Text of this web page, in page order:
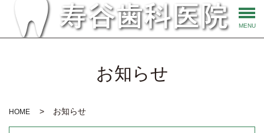
MENU
お知らせ
HOME お知らせ